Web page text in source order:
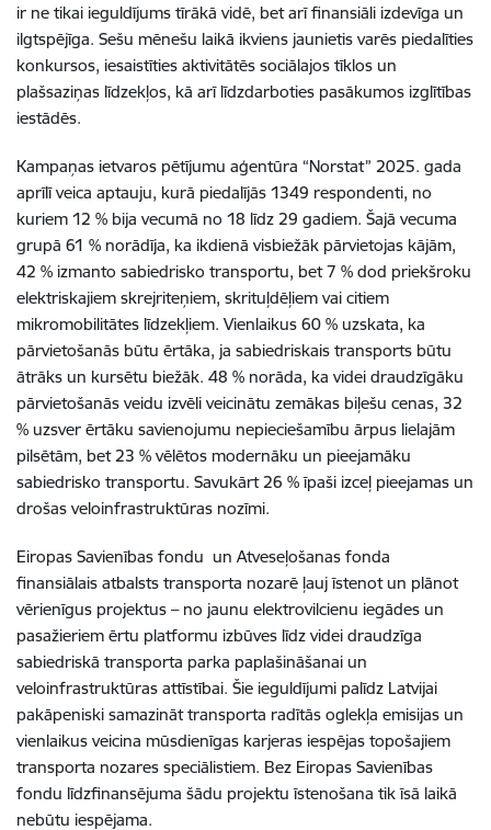
ir ne tikai ieguldījums tīrākā vidē, bet arī finansiāli izdevīga un
ilgtspējīga. Sešu mēnešu laikā ikviens jaunietis varēs piedalīties
konkursos, iesaistīties aktivitātēs sociālajos tīklos un
plašsaziņas līdzekļos, kā arī līdzdarboties pasākumos izglītības
iestādēs.
Kampaņas ietvaros pētījumu aģentūra “Norstat” 2025. gada
aprīlī veica aptauju, kurā piedalījās 1349 respondenti, no
kuriem 12 % bija vecumā no 18 līdz 29 gadiem. Šajā vecuma
grupā 61 % norādīja, ka ikdienā visbiežāk pārvietojas kājām,
42 % izmanto sabiedrisko transportu, bet 7 % dod priekšroku
elektriskajiem skrejriteņiem, skrituļdēļiem vai citiem
mikromobilitātes līdzekļiem. Vienlaikus 60 % uzskata, ka
pārvietošanās būtu ērtāka, ja sabiedriskais transports būtu
ātrāks un kursētu biežāk. 48 % norāda, ka videi draudzīgāku
pārvietošanās veidu izvēli veicinātu zemākas biļešu cenas, 32
% uzsver ērtāku savienojumu nepieciešamību ārpus lielajām
pilsētām, bet 23 % vēlētos modernāku un pieejamāku
sabiedrisko transportu. Savukārt 26 % īpaši izceļ pieejamas un
drošas veloinfrastruktūras nozīmi.
Eiropas Savienības fondu un Atveseļošanas fonda
finansiālais atbalsts transporta nozarē ļauj īstenot un plānot
vērienīgus projektus – no jaunu elektrovilcienu iegādes un
pasažieriem ērtu platformu izbūves līdz videi draudzīga
sabiedriskā transporta parka paplašināšanai un
veloinfrastruktūras attīstībai. Šie ieguldījumi palīdz Latvijai
pakāpeniski samazināt transporta radītās oglekļa emisijas un
vienlaikus veicina mūsdienīgas karjeras iespējas topošajiem
transporta nozares speciālistiem. Bez Eiropas Savienības
fondu līdzfinansējuma šādu projektu īstenošana tik īsā laikā
nebūtu iespējama.